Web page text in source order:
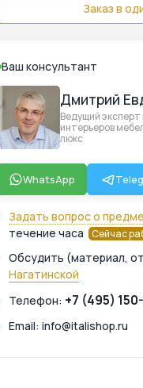
Заказ в
Ваш консультант
Дмитрий
Ведущий
интерьеров
люкс
WhatsApp
Задать вопрос о
течение часа
Сейчас
Обсудить (материал,
Нагатинской
Телефон: +7 (495)
Email: info@italishop.ru